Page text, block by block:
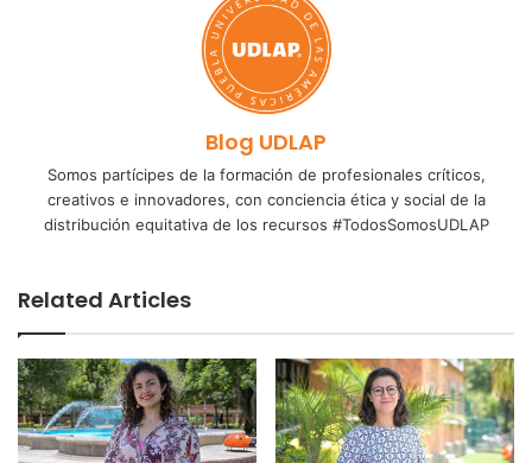
Blog UDLAP
Somos partícipes de la formación de profesionales críticos,
creativos e innovadores, con conciencia ética y social de la
distribución equitativa de los recursos #TodosSomosUDLAP
Related Articles